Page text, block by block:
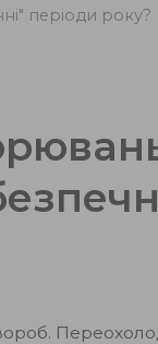
періоди року?